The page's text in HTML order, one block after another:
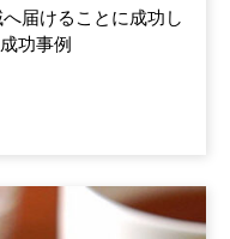
届けることに成功し
功事例